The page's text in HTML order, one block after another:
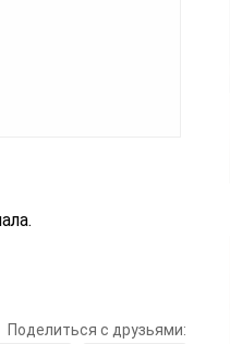
Поделиться с друзьями: